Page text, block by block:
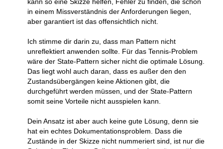
kann so eine Skizze helfen, Fehler zu finden, die schon
in einem Missverständnis der Anforderungen liegen,
aber garantiert ist das offensichtlich nicht.
Ich stimme dir darin zu, dass man Pattern nicht
unreflektiert anwenden sollte. Für das Tennis-Problem
wäre der State-Pattern sicher nicht die optimale Lösung.
Das liegt wohl auch daran, dass es außer den den
Zustandsübergängen keine Aktionen gibt, die
durchgeführt werden müssen, und der State-Pattern
somit seine Vorteile nicht ausspielen kann.
Dein Ansatz ist aber auch keine gute Lösung, denn sie
hat ein echtes Dokumentationsproblem. Dass die
Zustände in der Skizze nicht nummeriert sind, ist nur die